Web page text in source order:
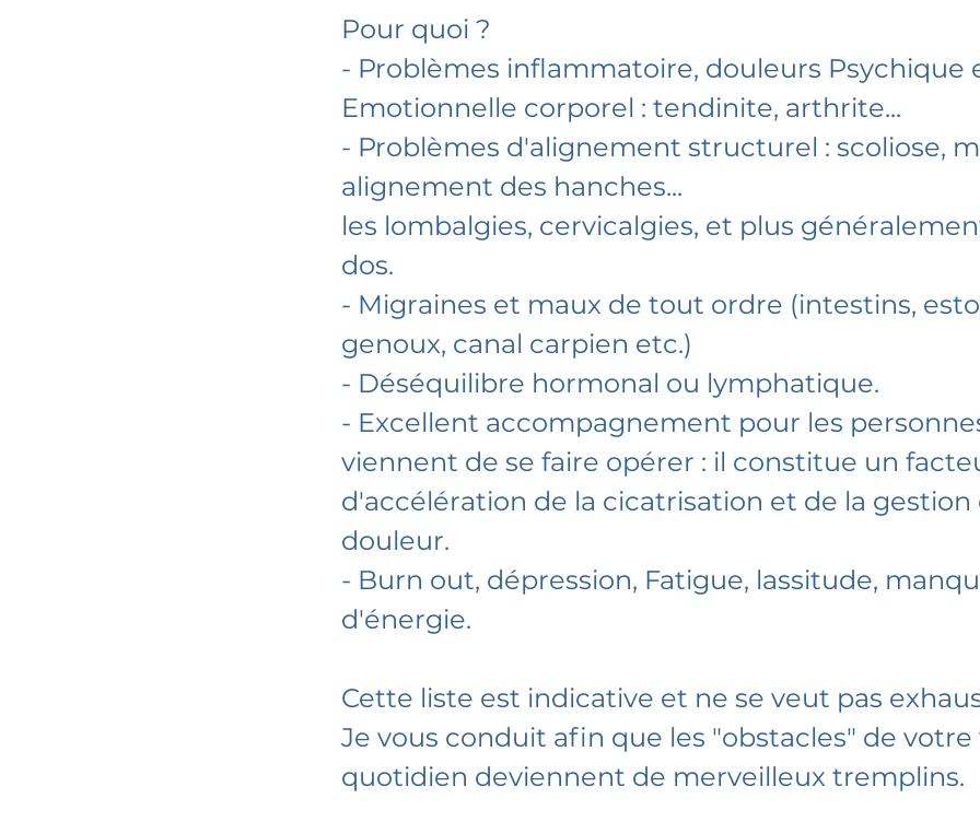
​Pour quoi ?
- Problèmes inflammatoire, douleurs Psychique
Emotionnelle corporel : tendinite, arthrite...
- Problèmes d'alignement structurel : scoliose,
alignement des hanches...
les lombalgies, cervicalgies, et plus
dos.
- Migraines et maux de tout ordre (intestins,
genoux, canal carpien etc.)
- Déséquilibre hormonal ou lymphatique.
- Excellent accompagnement pour les
viennent de se faire opérer : il constitue un
d'accélération de la cicatrisation et de la gestion
douleur.
- Burn out, dépression, Fatigue, lassitude,
d'énergie.
Cette liste est indicative et ne se veut pas
Je vous conduit afin que les "obstacles" de votre
quotidien deviennent de merveilleux tremplins.